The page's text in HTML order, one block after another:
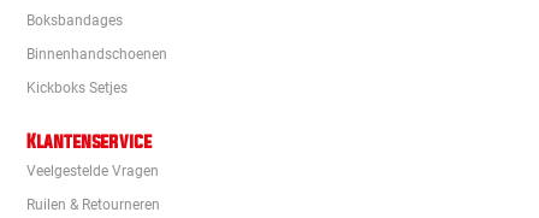
Boksbandages
Binnenhandschoenen
Kickboks Setjes
Klantenservice
Veelgestelde Vragen
Ruilen & Retourneren